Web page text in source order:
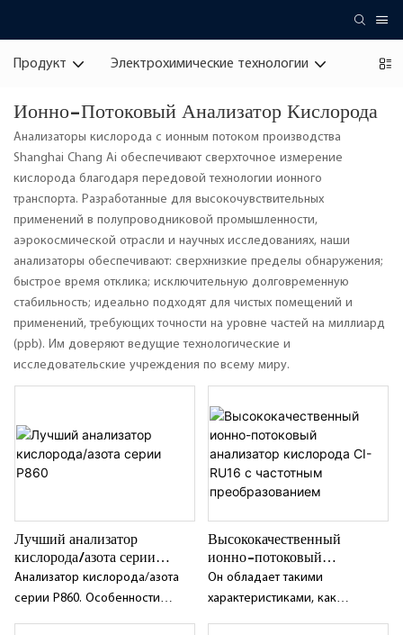
Продукт Электрохимические технологии
Ионно-Потоковый Анализатор Кислорода
Анализаторы кислорода с ионным потоком производства
Shanghai Chang Ai обеспечивают сверхточное измерение
кислорода благодаря передовой технологии ионного
транспорта. Разработанные для высокочувствительных
применений в полупроводниковой промышленности,
аэрокосмической отрасли и научных исследованиях, наши
анализаторы обеспечивают: сверхнизкие пределы обнаружения;
быстрое время отклика; исключительную долговременную
стабильность; идеально подходят для чистых помещений и
применений, требующих точности на уровне частей на миллиард
(ppb). Им доверяют ведущие технологические и
исследовательские учреждения по всему миру.
Лучший анализатор
кислорода/азота серии
P860
Анализатор кислорода/азота
серии P860. Особенности
Высококачественный
ионно-потоковый
анализатор кислорода CI-
RU16 с частотным
преобразованием
Он обладает такими
характеристиками, как